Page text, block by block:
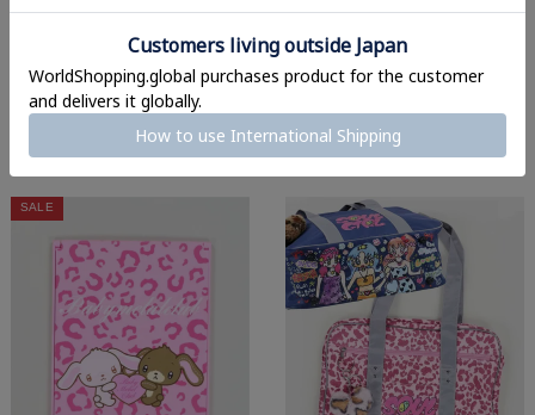
120cmルーズソックス
1,760 税込
平成ギャル降臨✨
脚痩せ効果で盛れる令和ルーズ💘
ニットワイドレッグカバー/50cm
ロングセラー
SALE